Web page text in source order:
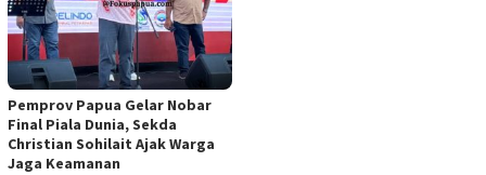
Pemprov Papua Gelar Nobar
Final Piala Dunia, Sekda
Christian Sohilait Ajak Warga
Jaga Keamanan